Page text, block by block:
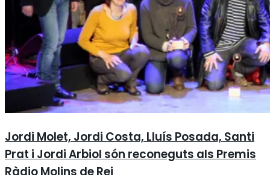
Jordi Molet, Jordi Costa, Lluís Posada, Santi
Prat i Jordi Arbiol són reconeguts als Premis